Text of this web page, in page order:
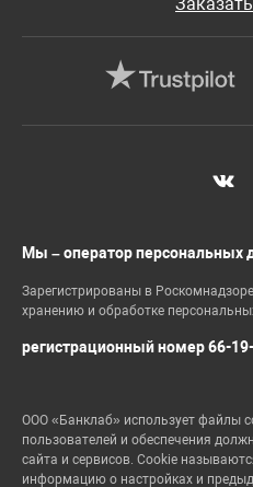
Мы – оператор персональных
Зарегистрированы в
хранению и обработке
регистрационный номер 66-
ООО «Банклаб» использует файлы
пользователей и обеспечения
сайта и сервисов. Cookie
информацию о настройках и